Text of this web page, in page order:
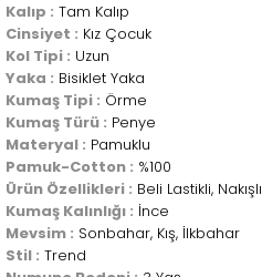
Kalıp : Tam Kalıp
Cinsiyet : Kız Çocuk
Kol Tipi : Uzun
Yaka : Bisiklet Yaka
Kumaş Tipi : Örme
Kumaş Türü : Penye
Materyal : Pamuklu
Pamuk-Cotton : %100
Ürün Özellikleri : Beli Lastikli, Nakışlı
Kumaş Kalınlığı : İnce
Mevsim : Sonbahar, Kış, İlkbahar
Stil : Trend